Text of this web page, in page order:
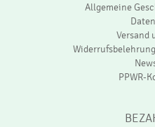
Allgemeine
Versand
PPWR-